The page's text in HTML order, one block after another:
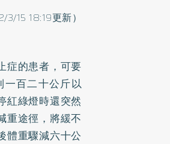
15 18:19更新）
症的患者，可要
一百二十公斤以
紅綠燈時還突然
重途徑，將緩不
體重驟減六十公